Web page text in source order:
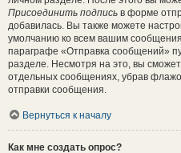
Присоединить подпись в форме
добавилась. Вы также можете
умолчанию ко всем вашим
параграфе «Отправка сообщений»
разделе. Несмотря на это, вы
отдельных сообщениях, убрав
отправки сообщения.
Вернуться к началу
Как мне создать опрос?